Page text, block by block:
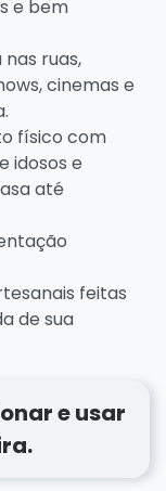
e bem
ruas,
cinemas e
físico com
idosos e
até
feitas
de sua
e usar